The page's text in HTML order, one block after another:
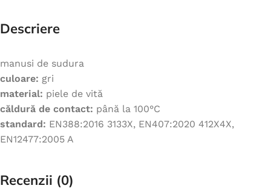
Descriere
manusi de sudura
culoare: gri
material: piele de vită
căldură de contact: până la 100°C
standard: EN388:2016 3133X, EN407:2020 412X4X,
EN12477:2005 A
Recenzii (0)